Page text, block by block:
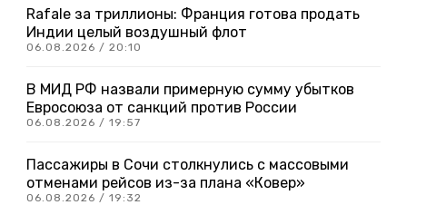
Rafale за триллионы: Франция готова продать
Индии целый воздушный флот
06.08.2026 / 20:10
В МИД РФ назвали примерную сумму убытков
Евросоюза от санкций против России
06.08.2026 / 19:57
Пассажиры в Сочи столкнулись с массовыми
отменами рейсов из-за плана «Ковер»
06.08.2026 / 19:32